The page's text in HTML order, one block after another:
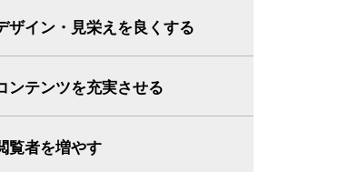
ザイン・見栄えを良くする
ンテンツを充実させる
覧者を増やす